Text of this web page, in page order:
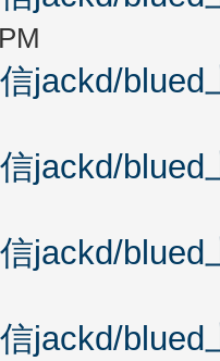
jackd/
jackd/
jackd/
jackd/